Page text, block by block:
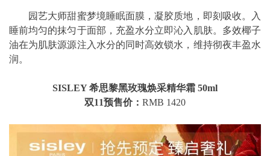
园艺大师甜蜜梦境睡眠面膜，凝胶质地，即刻吸收。入
睡前均匀的抹匀于面部，充盈水分立即沁入肌肤。多效椰子
油在为肌肤源源注入水分的同时高效锁水，维持彻夜丰盈水
润。
SISLEY 希思黎黑玫瑰焕采精华霜 50ml
双11预售价： RMB 1420